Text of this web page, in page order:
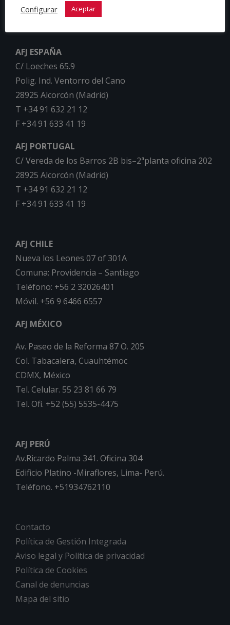
AFJ ESPAÑA
C/ Loeches 65.9
Polig. Ind. Ventorro del Cano
28925 Alcorcón (Madrid)
T +34 91 632 21 12
F +34 91 633 41 19
AFJ PORTUGAL
C/ Vereda de los Barros 2B bis–2ªplanta oficina 202
28925 Alcorcón (Madrid)
T +34 91 632 21 12
F +34 91 633 41 19
AFJ CHILE
Nueva los Leones 07 of 301A
Comuna: Providencia – Santiago
Teléfono: +56 2 32026401
Móvil. +56 9 6466 6557
AFJ MÉXICO
Av. Paseo de la Reforma 87 O. 205
Col. Tabacalera, Cuauhtémoc
CDMX, México
Tel. Celular. 55 23 81 66 79
Tel. Ofi. +52 (55) 5535-4475
AFJ PERÚ
Av.Ricardo Palma 341. Oficina 304
Edificio Platino -Miraflores, Lima- Perú.
Teléfono. +51934762110
Contacto
Política de Gestión Integrada
Aviso legal y Política de privacidad
Política de Cookies
Canal de denuncias
Mapa del sitio
Configurar
Aceptar